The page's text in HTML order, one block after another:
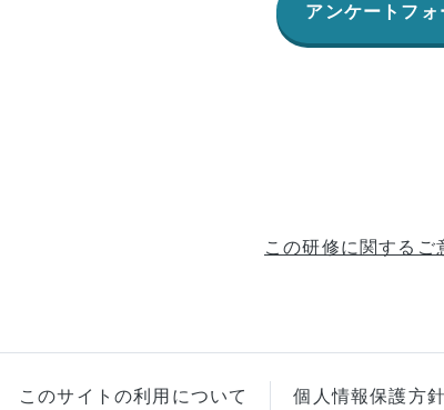
アンケートフォ
この研修に関するご
このサイトの利用について 個人情報保護方針